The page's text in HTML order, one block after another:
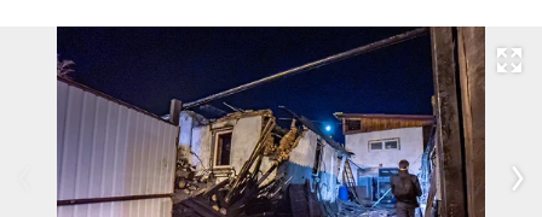
Развернуть